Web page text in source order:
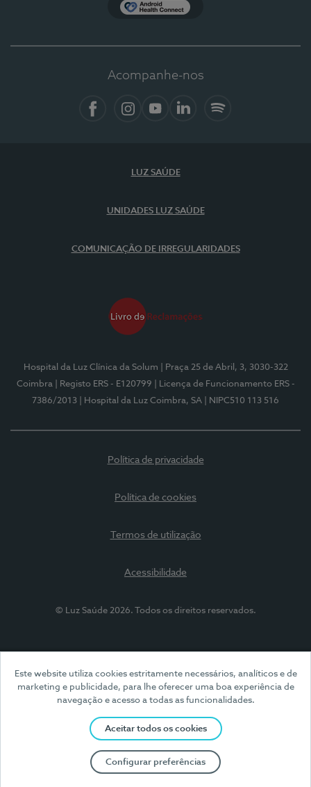
Este website utiliza cookies estritamente necessários, analíticos e de
marketing e publicidade, para lhe oferecer uma boa experiência de
navegação e acesso a todas as funcionalidades.
Aceitar todos os cookies
Configurar preferências
Acompanhe-nos
LUZ SAÚDE
UNIDADES LUZ SAÚDE
COMUNICAÇÃO DE IRREGULARIDADES
Hospital da Luz Clínica da Solum
| Praça 25 de Abril, 3, 3030-322
Coimbra
| Registo ERS - E120799
| Licença de Funcionamento ERS -
7386/2013
| Hospital da Luz Coimbra, SA | NIPC510 113 516
Política de privacidade
Política de cookies
Termos de utilização
Acessibilidade
© Luz Saúde 2026. Todos os direitos reservados.